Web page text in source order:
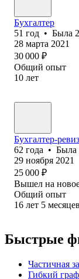
Бухгалтер
51 год • Была
28 марта 2021
30 000 ₽
Общий опыт
10 лет
Бухгалтер-
62 года • Была
29 ноября 2021
25 000 ₽
Вышел на
Общий опыт
16 лет 5 месяцев
Быстрые
Частичная
Гибкий